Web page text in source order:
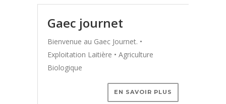
gaec journet
Bienvenue au Gaec Journet. •
Exploitation Laitière • Agriculture
Biologique
EN SAVOIR PLUS